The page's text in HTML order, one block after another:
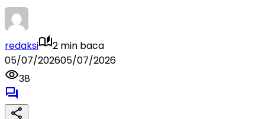
redaksi
2 min baca
05/07/202605/07/2026
38